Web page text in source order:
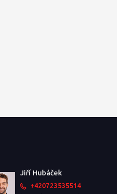
Jiří Hubáček
+420723535514